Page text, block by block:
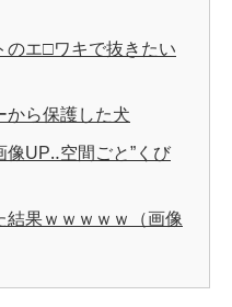
のエ□ワキで抜きたい
から保護した犬
像UP‥空間ごと”くび
結果ｗｗｗｗｗ（画像